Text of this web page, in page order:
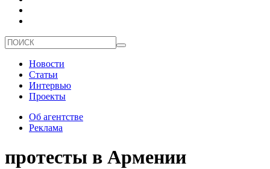
Новости
Статьи
Интервью
Проекты
Об агентстве
Реклама
протесты в Армении